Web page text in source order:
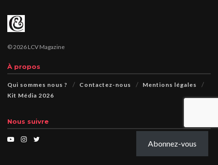
© 2026 LCV Magazine
À propos
Qui sommes nous ? Contactez-nous
Mentions légales
Kit Média 2026
Nous suivre
Abonnez-vous